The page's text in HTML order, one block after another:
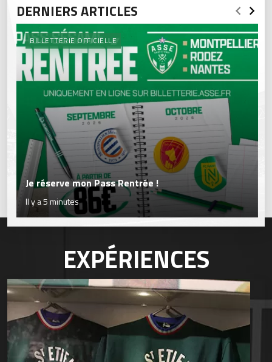
DERNIERS ARTICLES
BILLETTERIE OFFICIELLE
Je réserve mon Pass Rentrée !
Il y a 5 minutes
EXPÉRIENCES